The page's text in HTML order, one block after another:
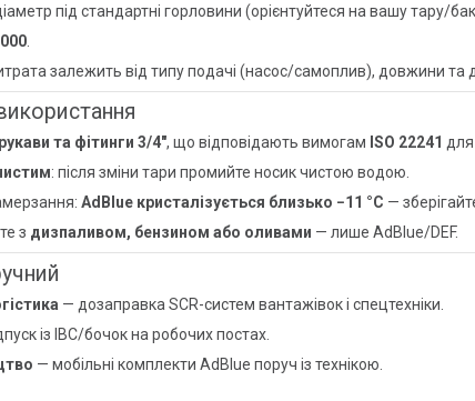
під стандартні горловини (орієнтуйтеся на вашу тару/
залежить від типу подачі (насос/самоплив), довжини та
рукави та фітинги 3/4″, що відповідають вимогам ISO 22241
: після зміни тари промийте носик чистою водою.
AdBlue кристалізується близько −11 °C —
з дизпаливом, бензином або оливами — лише AdBlue/DEF.
— дозаправка SCR-систем вантажівок і спецтехніки.
із IBC/бочок на робочих постах.
— мобільні комплекти AdBlue поруч із технікою.